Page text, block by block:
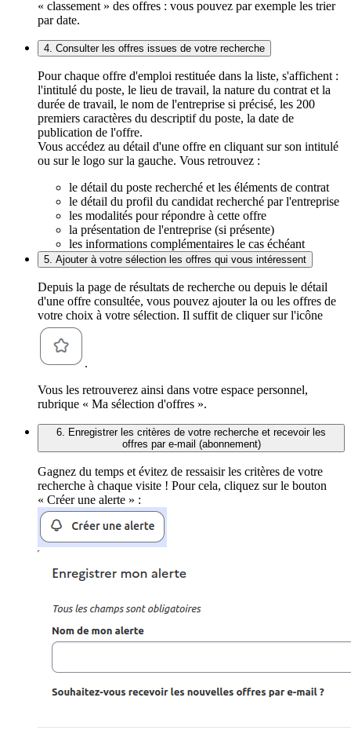
« classement » des offres : vous pouvez par exemple les trier
par date.
4. Consulter les offres issues de votre recherche
Pour chaque offre d'emploi restituée dans la liste, s'affichent :
l'intitulé du poste, le lieu de travail, la nature du contrat et la
durée de travail, le nom de l'entreprise si précisé, les 200
premiers caractères du descriptif du poste, la date de
publication de l'offre.
Vous accédez au détail d'une offre en cliquant sur son intitulé
ou sur le logo sur la gauche. Vous retrouvez :
le détail du poste recherché et les éléments de contrat
le détail du profil du candidat recherché par l'entreprise
les modalités pour répondre à cette offre
la présentation de l'entreprise (si présente)
les informations complémentaires le cas échéant
5. Ajouter à votre sélection les offres qui vous intéressent
Depuis la page de résultats de recherche ou depuis le détail
d'une offre consultée, vous pouvez ajouter la ou les offres de
votre choix à votre sélection. Il suffit de cliquer sur l'icône
.
Vous les retrouverez ainsi dans votre espace personnel,
rubrique « Ma sélection d'offres ».
6. Enregistrer les critères de votre recherche et recevoir les
offres par e-mail (abonnement)
Gagnez du temps et évitez de ressaisir les critères de votre
recherche à chaque visite ! Pour cela, cliquez sur le bouton
« Créer une alerte » :